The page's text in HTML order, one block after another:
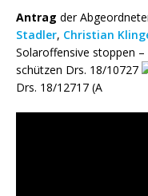
Antrag der
Stadler, Christian
Solaroffensive stoppen
schützen Drs. 18/10727
Drs. 18/12717 (A